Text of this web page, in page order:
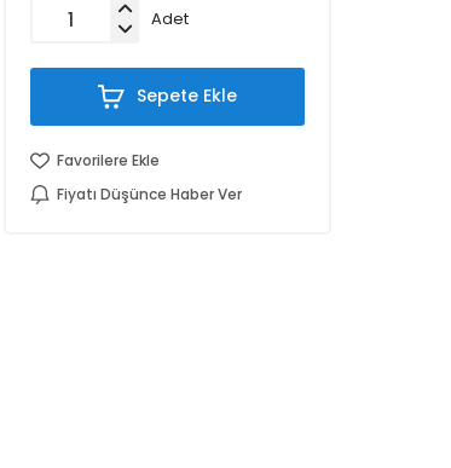
Adet
Sepete Ekle
Favorilere Ekle
Fiyatı Düşünce Haber Ver